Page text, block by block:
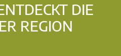
DIE
REGION